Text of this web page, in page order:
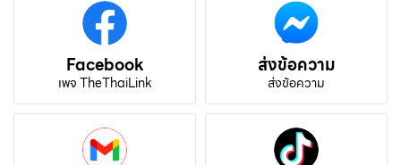
Facebook
เพจ TheThaiLink
ส่งข้อความ
ส่งข้อความ